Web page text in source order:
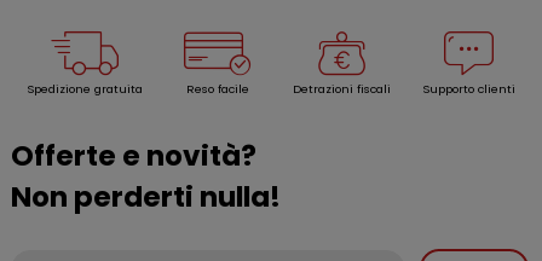
Spedizione gratuita Reso facile Detrazioni fiscali Supporto clienti
Offerte e novità?
Non perderti nulla!